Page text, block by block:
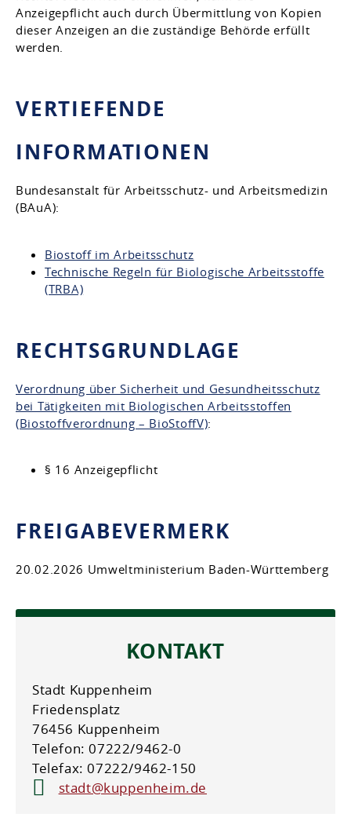
Anzeigepflicht auch durch Übermittlung von Kopien
dieser Anzeigen an die zuständige Behörde erfüllt
werden.
VERTIEFENDE
INFORMATIONEN
Bundesanstalt für Arbeitsschutz- und Arbeitsmedizin
(BAuA):
Biostoff im Arbeitsschutz
Technische Regeln für Biologische Arbeitsstoffe
(TRBA)
RECHTSGRUNDLAGE
Verordnung über Sicherheit und Gesundheitsschutz
bei Tätigkeiten mit Biologischen Arbeitsstoffen
(Biostoffverordnung – BioStoffV):
§ 16 Anzeigepflicht
FREIGABEVERMERK
20.02.2026 Umweltministerium Baden-Württemberg
KONTAKT
Stadt Kuppenheim
Friedensplatz
76456 Kuppenheim
Telefon: 07222/9462-0
Telefax: 07222/9462-150
stadt@kuppenheim.de